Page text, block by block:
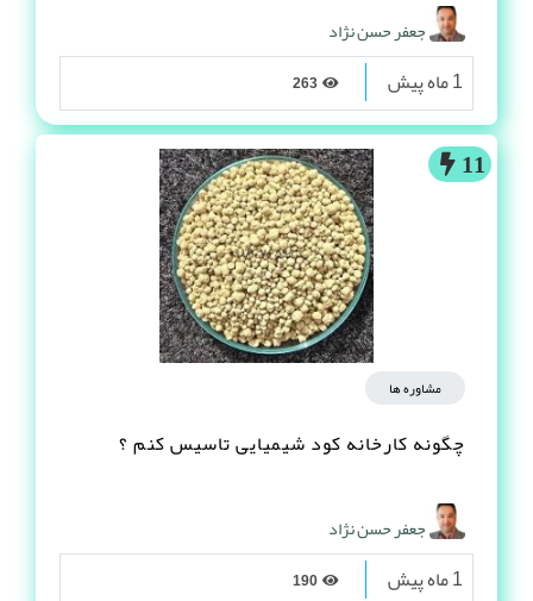
جعفر حسن نژاد
1 ماه پیش
11
مشاوره ها
چگونه کارخانه کود شیمیایی تاسیس کنم ؟
جعفر حسن نژاد
1 ماه پیش